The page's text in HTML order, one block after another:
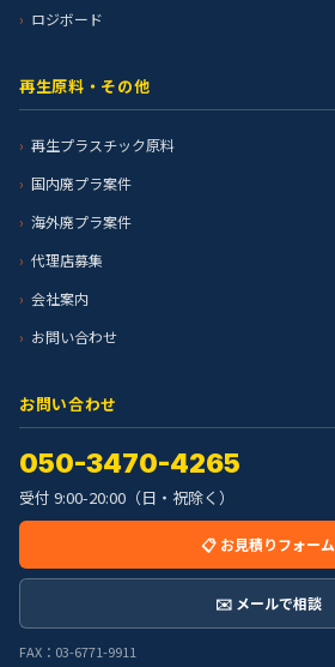
ロジボード
再生原料・その他
再生プラスチック原料
国内廃プラ案件
海外廃プラ案件
代理店募集
会社案内
お問い合わせ
お問い合わせ
050-3470-4265
受付 9:00-20:00（日・祝除く）
📋 お見積りフォーム
✉️ メールで相談
FAX：03-6771-9911